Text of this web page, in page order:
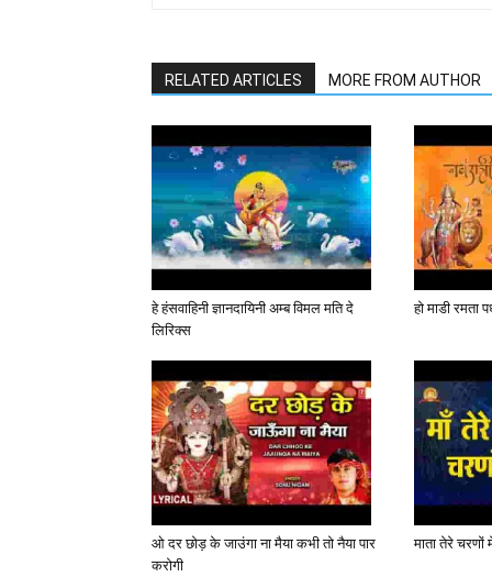
RELATED ARTICLES MORE FROM AUTHOR
हे हंसवाहिनी ज्ञानदायिनी अम्ब विमल मति दे
लिरिक्स
हो माडी रमता
ओ दर छोड़ के जाउंगा ना मैया कभी तो नैया पार
करोगी
माता तेरे चरणों